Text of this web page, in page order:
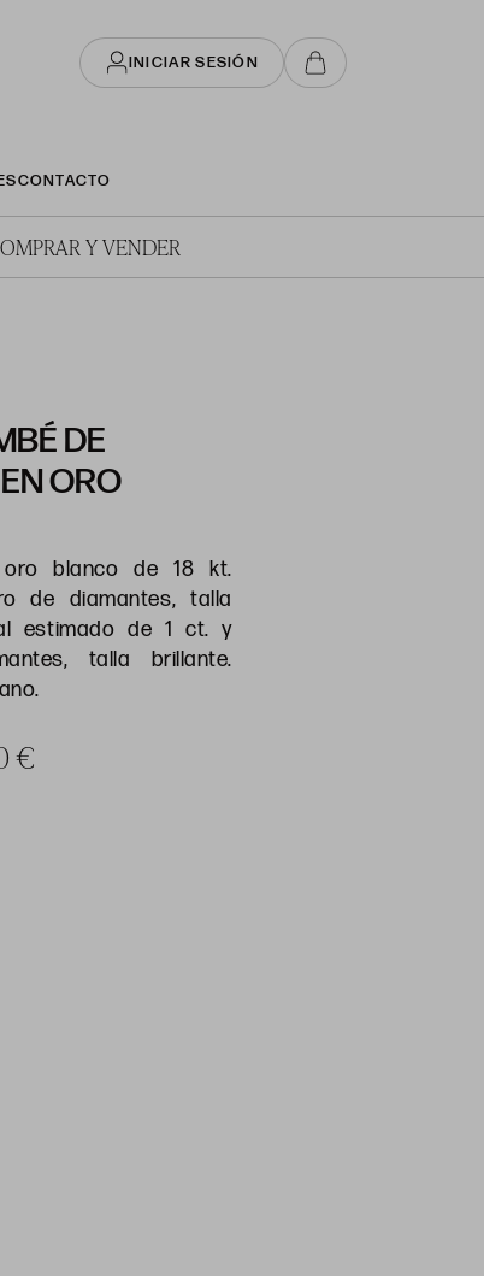
INICIAR SESIÓN
CONTACTO
Y VENDER
DE
ORO
blanco de 18 kt.
de diamantes, talla
estimado de 1 ct. y
talla brillante.
€